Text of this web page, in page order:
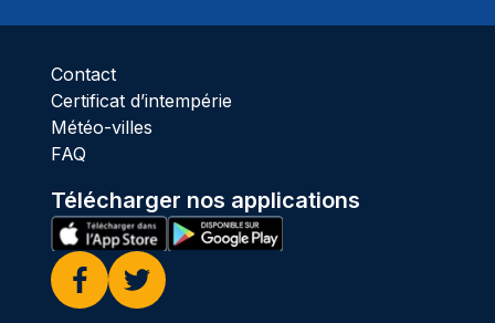
Contact
Certificat d’intempérie
Météo-villes
FAQ
Télécharger nos applications
Facebook
Twitter